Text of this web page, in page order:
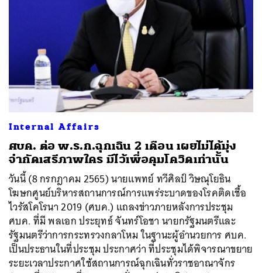
Internal Affairs
ศบค. ต่อ พ.ร.ก.ฉุกเฉิน 2 เดือน เผยไม่ได้มุ่ง
จำกัดเสรีภาพใคร มีไว้เพื่อคุมโควิดเท่านั้น
วันนี้ (8 กรกฎาคม 2565) นายแพทย์ ทวีศิลป์ วิษณุโยธิน
โฆษกศูนย์บริหารสถานการณ์การแพร่ระบาดของโรคติดเชื้อ
ไวรัสโคโรนา 2019 (ศบค.) แถลงข่าวภายหลังการประชุม
ศบค. ที่มี พลเอก ประยุทธ์ จันทร์โอชา นายกรัฐมนตรีและ
รัฐมนตรีว่าการกระทรวงกลาโหม ในฐานะผู้อำนวยการ ศบค.
เป็นประธานในที่ประชุม ประกาศว่า ที่ประชุมได้พิจารณาขยาย
ระยะเวลาประกาศใช้สถานการณ์ฉุกเฉินทั่วราชอาณาจักร